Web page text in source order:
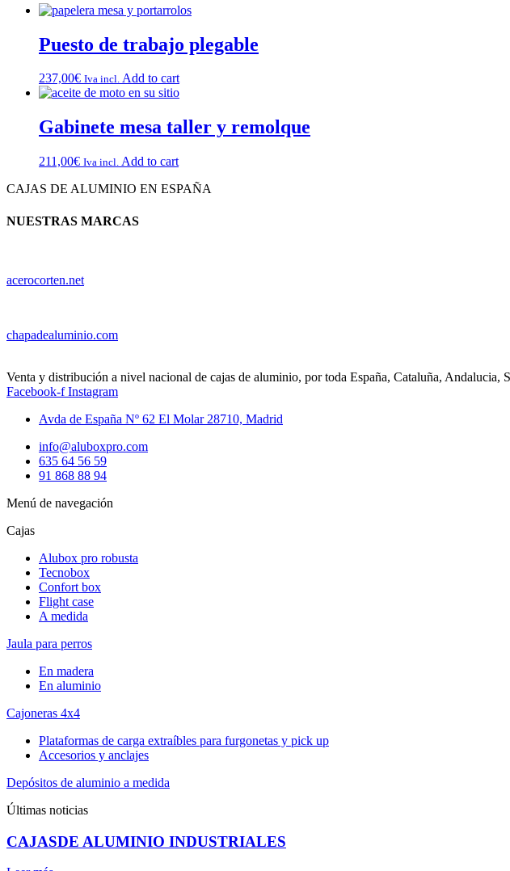
Puesto de trabajo plegable
237,00€ Iva incl. Add to cart
Gabinete mesa taller y remolque
211,00€ Iva incl. Add to cart
CAJAS DE ALUMINIO EN ESPAÑA
NUESTRAS MARCAS
acerocorten.net
chapadealuminio.com
Venta y distribución a nivel nacional de cajas de aluminio, por toda España, Cataluña,
Facebook-f Instagram
Avda de España Nº 62 El Molar 28710, Madrid
info@aluboxpro.com
635 64 56 59
91 868 88 94
Menú de navegación
Cajas
Alubox pro robusta
Tecnobox
Confort box
Flight case
A medida
Jaula para perros
En madera
En aluminio
Cajoneras 4x4
Plataformas de carga extraíbles para furgonetas y pick up
Accesorios y anclajes
Depósitos de aluminio a medida
Últimas noticias
CAJASDE ALUMINIO INDUSTRIALES